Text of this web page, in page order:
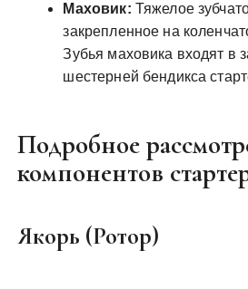
Маховик: Тяжелое
закрепленное на
Зубья маховика входят в
шестерней бендикса
Подробное
компонентов
Якорь (Ротор)